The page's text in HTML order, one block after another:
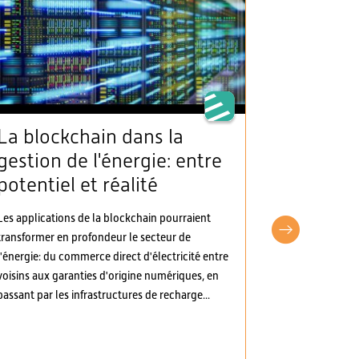
La blockchain dans la
de l'énergie: entre
et réalité
applications de la blockchain pourraient
en profondeur le secteur de
du commerce direct d'électricité entre
aux garanties d'origine numériques, en
par les infrastructures de recharge...